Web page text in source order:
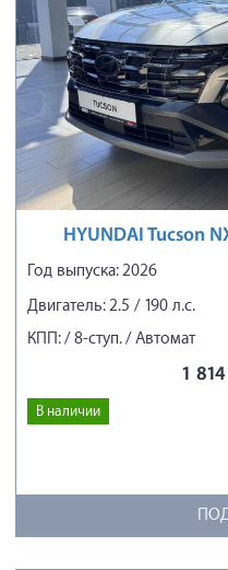
HYUNDAI Tucson
Год выпуска: 2026
Двигатель: 2.5 / 190 л.с.
КПП: / 8-ступ. / Автомат
1
В наличии